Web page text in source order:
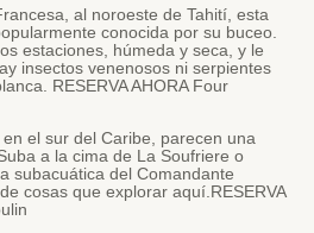
al noroeste de Tahití, esta
conocida por su buceo.
estaciones, húmeda y seca, y le
insectos venenosos ni serpientes
RESERVA AHORA Four
el sur del Caribe, parecen una
a la cima de La Soufriere o
subacuática del Comandante
cosas que explorar aquí.RESERVA